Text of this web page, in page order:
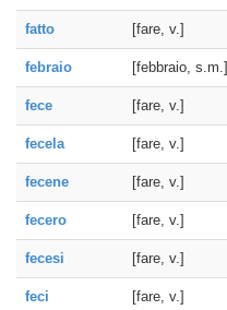
fatto [fare, v.]
febraio [febbraio, s.m.]
fece [fare, v.]
fecela [fare, v.]
fecene [fare, v.]
fecero [fare, v.]
fecesi [fare, v.]
feci [fare, v.]